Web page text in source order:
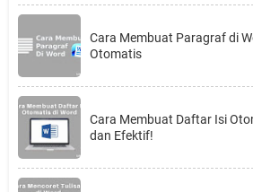
Cara Membuat Paragraf di
Otomatis
Cara Membuat Daftar Isi
dan Efektif!